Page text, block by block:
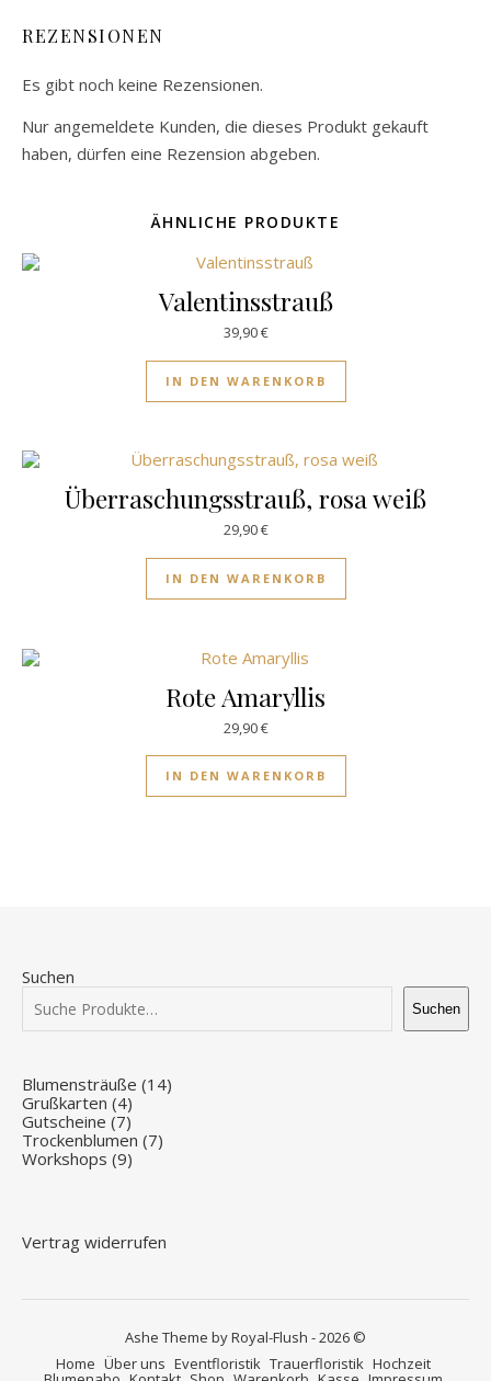
REZENSIONEN
Es gibt noch keine Rezensionen.
Nur angemeldete Kunden, die dieses Produkt gekauft
haben, dürfen eine Rezension abgeben.
ÄHNLICHE PRODUKTE
Valentinsstrauß
39,90€
IN DEN WARENKORB
Überraschungsstrauß, rosa weiß
29,90€
IN DEN WARENKORB
Rote Amaryllis
29,90€
IN DEN WARENKORB
Suchen
Suchen
Blumensträuße 1414 Produkte
Grußkarten 44 Produkte
Gutscheine 77 Produkte
Trockenblumen 77 Produkte
Workshops 99 Produkte
Vertrag widerrufen
Ashe Theme by Royal-Flush - 2026 ©
Home Über uns Eventfloristik Trauerfloristik Hochzeit